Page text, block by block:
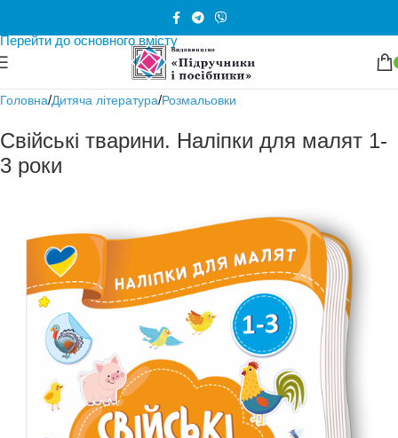
Перейти до основного вмісту
Головна/Дитяча література/Розмальовки
Свійські тварини. Наліпки для малят 1-
3 роки